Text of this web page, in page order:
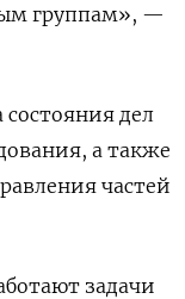
группам», —
дел
а также
частей
задачи